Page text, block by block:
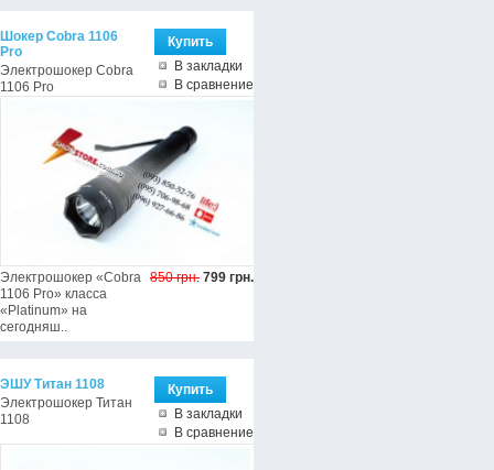
В закладки
В сравнение
850 грн. 799 грн.
Шокер Cobra 1106
Pro
Электрошокер Cobra
1106 Pro
Электрошокер «Cobra
1106 Pro» класса
«Platinum» на
сегодняш..
В закладки
В сравнение
ЭШУ Титан 1108
Электрошокер Титан
1108